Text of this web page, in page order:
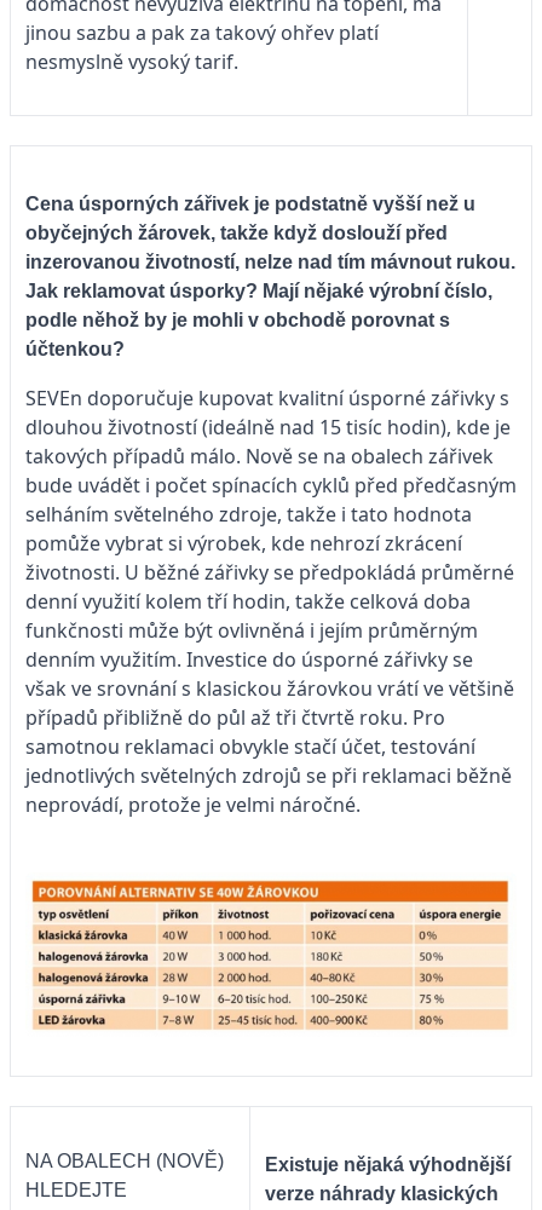
jinou sazbu a pak za takový ohřev platí
nesmyslně vysoký tarif.
Cena úsporných zářivek je podstatně vyšší než u
obyčejných žárovek, takže když doslouží před
inzerovanou životností, nelze nad tím mávnout rukou.
Jak reklamovat úsporky? Mají nějaké výrobní číslo,
podle něhož by je mohli v obchodě porovnat s
účtenkou?
SEVEn doporučuje kupovat kvalitní úsporné zářivky s
dlouhou životností (ideálně nad 15 tisíc hodin), kde je
takových případů málo. Nově se na obalech zářivek
bude uvádět i počet spínacích cyklů před předčasným
selháním světelného zdroje, takže i tato hodnota
pomůže vybrat si výrobek, kde nehrozí zkrá­cení
životnosti. U běžné zářivky se předpokládá průměrné
denní využití kolem tří hodin, takže celková doba
funkčnosti může být ovlivněná i jejím průměrným
denním využitím. Investice do úsporné zářivky se
však ve srovnání s klasickou žárovkou vrátí ve většině
případů přibližně do půl až tři čtvrtě roku. Pro
samotnou reklamaci obvykle stačí účet, testování
jednotlivých světelných zdrojů se při reklamaci běžně
neprovádí, protože je velmi náročné.
NA OBALECH (NOVĚ)
HLEDEJTE
Existuje nějaká výhodnější
verze náhrady klasických